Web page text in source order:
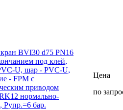
BVI30 d75 PN16
под клей,
U, шар - PVC-U,
- FPM с
приводом
нормально-
Рупр.=6 бар.
Цена
по